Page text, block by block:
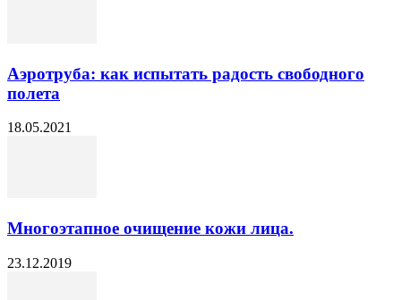
Аэротруба: как испытать радость свободного
полета
18.05.2021
Многоэтапное очищение кожи лица.
23.12.2019